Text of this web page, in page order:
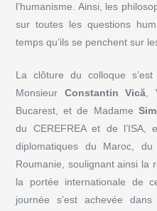
l’humanisme. Ainsi, les
sur toutes les questions
temps qu’ils se penchent sur
La clôture du colloque
Monsieur Constantin Vică,
Bucarest, et de Madame
du CEREFREA et de l’ISA,
diplomatiques du Maroc,
Roumanie, soulignant ainsi la
la portée internationale de
journée s’est achevée